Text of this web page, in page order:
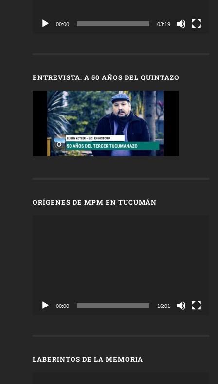
00:00 03:19
ENTREVISTA: A 50 AÑOS DEL QUINTAZO
ORÍGENES DE MPM EN TUCUMÁN
00:00 16:01
LABERINTOS DE LA MEMORIA